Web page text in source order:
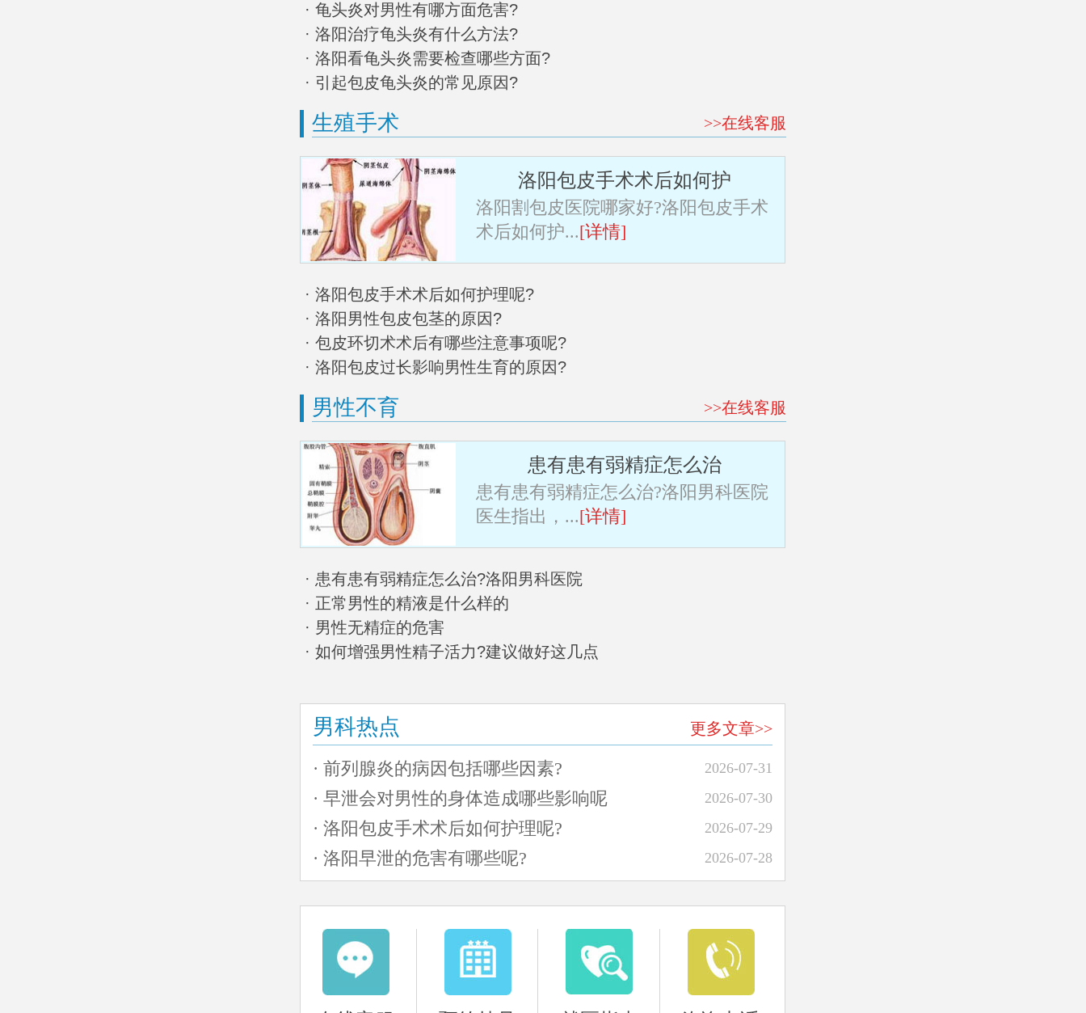
· 龟头炎对男性有哪方面危害?
· 洛阳治疗龟头炎有什么方法?
· 洛阳看龟头炎需要检查哪些方面?
· 引起包皮龟头炎的常见原因?
生殖手术 >>在线客服
洛阳包皮手术术后如何护
洛阳割包皮医院哪家好?洛阳包皮手术
术后如何护...[详情]
· 洛阳包皮手术术后如何护理呢?
· 洛阳男性包皮包茎的原因?
· 包皮环切术术后有哪些注意事项呢?
· 洛阳包皮过长影响男性生育的原因?
男性不育 >>在线客服
患有患有弱精症怎么治
患有患有弱精症怎么治?洛阳男科医院
医生指出，...[详情]
· 患有患有弱精症怎么治?洛阳男科医院
· 正常男性的精液是什么样的
· 男性无精症的危害
· 如何增强男性精子活力?建议做好这几点
男科热点 更多文章>>
· 前列腺炎的病因包括哪些因素? 2026-07-31
· 早泄会对男性的身体造成哪些影响呢 2026-07-30
· 洛阳包皮手术术后如何护理呢? 2026-07-29
· 洛阳早泄的危害有哪些呢? 2026-07-28